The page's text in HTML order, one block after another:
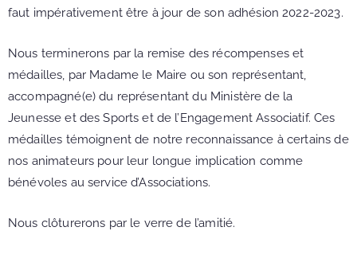
faut impérativement être à jour de son adhésion 2022-2023.
Nous terminerons par la remise des récompenses et
médailles, par Madame le Maire ou son représentant,
accompagné(e) du représentant du Ministère de la
Jeunesse et des Sports et de l’Engagement Associatif. Ces
médailles témoignent de notre reconnaissance à certains de
nos animateurs pour leur longue implication comme
bénévoles au service d’Associations.
Nous clôturerons par le verre de l’amitié.